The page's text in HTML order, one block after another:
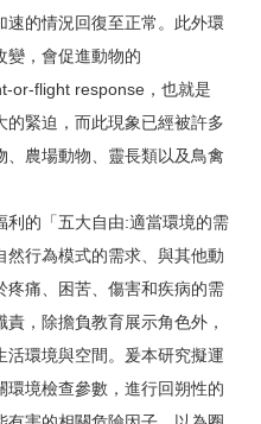
速的情況回復至正常。此外環
變，會促進動物的
or-flight response，也就是
緊迫，而此現象已經被許多
農場動物、靈長類以及鳥禽
利的「五大自由:適當環境的需
行為模式的需求、與其他動
疼痛、困苦、傷害和疾病的需
，除擔負教育展示角色外，
環境與空間。爰本研究擬運
環境檢查參數，進行回朔性的